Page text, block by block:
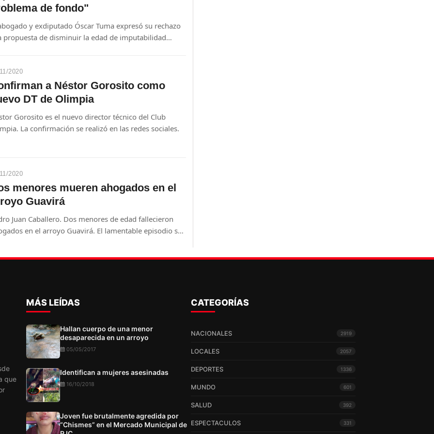
de fondo"
y exdiputado Óscar Tuma expresó su rechazo
propuesta de disminuir la edad de imputabilidad
adulto es una medida jurídicamente
y éticamente inaceptable.
2020
a Néstor Gorosito como
DT de Olimpia
Gorosito es el nuevo director técnico del Club
La confirmación se realizó en las redes sociales.
2020
menores mueren ahogados en el
Guavirá
Juan Caballero. Dos menores de edad fallecieron
en el arroyo Guavirá. El lamentable episodio se
que
MÁS LEÍDAS
Hallan cuerpo de una menor
desaparecida en un arroyo
05/05/2017
Identifican a mujeres asesinadas
16/10/2018
Joven fue brutalmente agredida por
“Chismes” en el Mercado Municipal de
CATEGORÍAS
NACIONALES 2919
LOCALES 2057
DEPORTES 1336
MUNDO 601
SALUD 392
ESPECTACULOS 331